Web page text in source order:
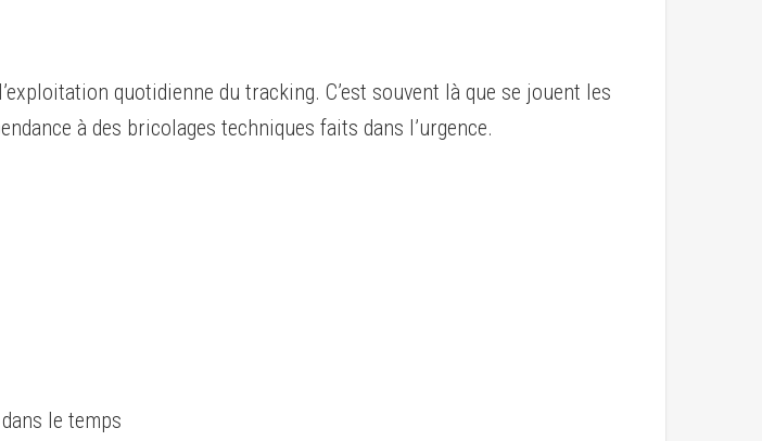
quotidienne du tracking. C’est souvent là que se jouent les
à des bricolages techniques faits dans l’urgence.
le temps